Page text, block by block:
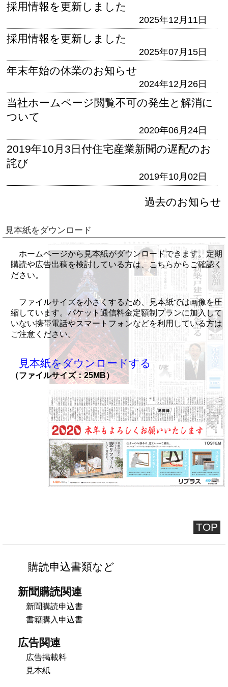
採用情報を更新しました
2025年12月11日
採用情報を更新しました
2025年07月15日
年末年始の休業のお知らせ
2024年12月26日
当社ホームページ閲覧不可の発生と解消に
ついて
2020年06月24日
2019年10月3日付住宅産業新聞の遅配のお
詫び
2019年10月02日
過去のお知らせ
見本紙をダウンロード
ホームページから見本紙がダウンロードできます。定期
購読や広告出稿を検討している方は、こちらからご確認く
ださい。
ファイルサイズを小さくするため、見本紙では画像を圧
縮しています。パケット通信料金定額制プランに加入して
いない携帯電話やスマートフォンなどを利用している方は
ご注意ください。
見本紙をダウンロードする
（ファイルサイズ：25MB）
TOP
購読申込書類など
新聞購読関連
新聞購読申込書
書籍購入申込書
広告関連
広告掲載料
見本紙